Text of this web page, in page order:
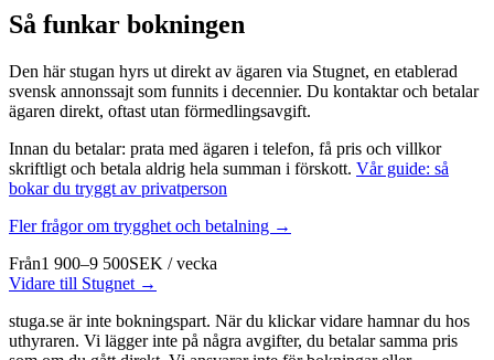
Så funkar bokningen
Den här stugan hyrs ut direkt av ägaren via Stugnet, en etablerad
svensk annonssajt som funnits i decennier. Du kontaktar och betalar
ägaren direkt, oftast utan förmedlingsavgift.
Innan du betalar: prata med ägaren i telefon, få pris och villkor
skriftligt och betala aldrig hela summan i förskott. Vår guide: så
bokar du tryggt av privatperson
Fler frågor om trygghet och betalning →
Från1 900–9 500SEK /vecka
Vidare till Stugnet →
stuga.se är inte bokningspart. När du klickar vidare hamnar du hos
uthyraren. Vi lägger inte på några avgifter, du betalar samma pris